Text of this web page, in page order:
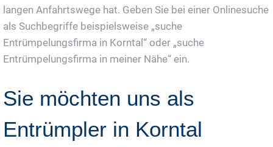
langen Anfahrtswege hat. Geben Sie bei einer Onlinesuche
als Suchbegriffe beispielsweise „suche
Entrümpelungsfirma in Korntal“ oder „suche
Entrümpelungsfirma in meiner Nähe“ ein.
Sie möchten uns als
Entrümpler in Korntal